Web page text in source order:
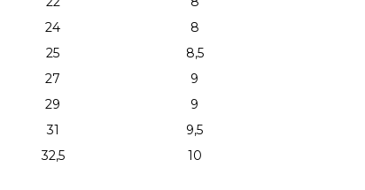
24
8
25
8,5
27
9
29
9
31
9,5
32,5 10